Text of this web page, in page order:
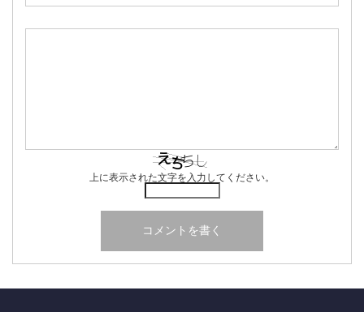
上に表示された文字を入力してください。